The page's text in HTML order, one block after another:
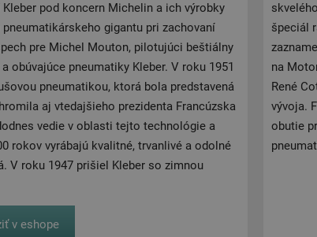
pod koncern Michelin a ich výrobky
gigantu pri zachovaní
pre Michel Mouton, pilotujúci beštiálny
obúvajúce pneumatiky Kleber. V roku 1951
pneumatikou, ktorá bola predstavená
aj vtedajšieho prezidenta Francúzska
vedie v oblasti tejto technológie a
rokov vyrábajú kvalitné, trvanlivé a odolné
V roku 1947 prišiel Kleber so zimnou
v eshope
špeciál
na
René
vývoja.
obutie